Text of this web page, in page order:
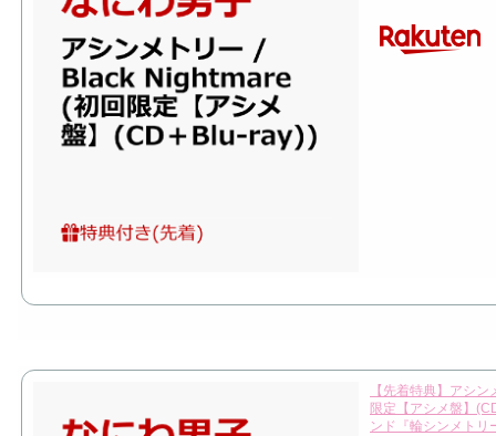
【先着特典】アシ
限定【アシメ盤】
ンド『輪シンメトリ